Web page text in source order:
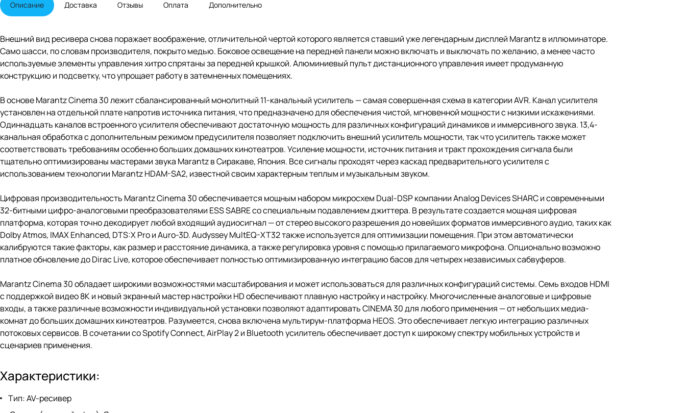
Описание Доставка Отзывы Оплата Дополнительно
Внешний вид ресивера снова поражает воображение, отличительной чертой которого является ставший уже легендарным дисплей Marantz в иллюминаторе.
Само шасси, по словам производителя, покрыто медью. Боковое освещение на передней панели можно включать и выключать по желанию, а менее часто
используемые элементы управления хитро спрятаны за передней крышкой. Алюминиевый пульт дистанционного управления имеет продуманную
конструкцию и подсветку, что упрощает работу в затемненных помещениях.
В основе Marantz Cinema 30 лежит сбалансированный монолитный 11-канальный усилитель — самая совершенная схема в категории AVR. Канал усилителя
установлен на отдельной плате напротив источника питания, что предназначено для обеспечения чистой, мгновенной мощности с низкими искажениями.
Одиннадцать каналов встроенного усилителя обеспечивают достаточную мощность для различных конфигураций динамиков и иммерсивного звука. 13,4-
канальная обработка с дополнительным режимом предусилителя позволяет подключить внешний усилитель мощности, так что усилитель также может
соответствовать требованиям особенно больших домашних кинотеатров. Усиление мощности, источник питания и тракт прохождения сигнала были
тщательно оптимизированы мастерами звука Marantz в Сиракаве, Япония. Все сигналы проходят через каскад предварительного усилителя с
использованием технологии Marantz HDAM-SA2, известной своим характерным теплым и музыкальным звуком.
Цифровая производительность Marantz Cinema 30 обеспечивается мощным набором микросхем Dual-DSP компании Analog Devices SHARC и современными
32-битными цифро-аналоговыми преобразователями ESS SABRE со специальным подавлением джиттера. В результате создается мощная цифровая
платформа, которая точно декодирует любой входящий аудиосигнал — от стерео высокого разрешения до новейших форматов иммерсивного аудио, таких как
Dolby Atmos, IMAX Enhanced, DTS:X Pro и Auro-3D. Audyssey MultEQ-XT32 также используется для оптимизации помещения. При этом автоматически
калибруются такие факторы, как размер и расстояние динамика, а также регулировка уровня с помощью прилагаемого микрофона. Опционально возможно
платное обновление до Dirac Live, которое обеспечивает полностью оптимизированную интеграцию басов для четырех независимых сабвуферов.
Marantz Cinema 30 обладает широкими возможностями масштабирования и может использоваться для различных конфигураций системы. Семь входов HDMI
с поддержкой видео 8K и новый экранный мастер настройки HD обеспечивают плавную настройку и настройку. Многочисленные аналоговые и цифровые
входы, а также различные возможности индивидуальной установки позволяют адаптировать CINEMA 30 для любого применения — от небольших медиа-
комнат до больших домашних кинотеатров. Разумеется, снова включена мультирум-платформа HEOS. Это обеспечивает легкую интеграцию различных
потоковых сервисов. В сочетании со Spotify Connect, AirPlay 2 и Bluetooth усилитель обеспечивает доступ к широкому спектру мобильных устройств и
сценариев применения.
Характеристики:
Тип: AV-ресивер